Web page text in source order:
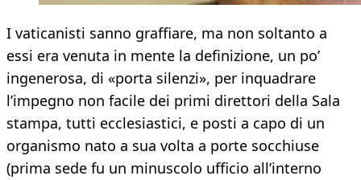
I vaticanisti sanno graffiare, ma non soltanto a
essi era venuta in mente la definizione, un po’
ingenerosa, di «porta silenzi», per inquadrare
l’impegno non facile dei primi direttori della Sala
stampa, tutti ecclesiastici, e posti a capo di un
organismo nato a sua volta a porte socchiuse
(prima sede fu un minuscolo ufficio all’interno